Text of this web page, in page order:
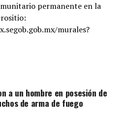
permanente en la
murales?
a un hombre en posesión de
de arma de fuego